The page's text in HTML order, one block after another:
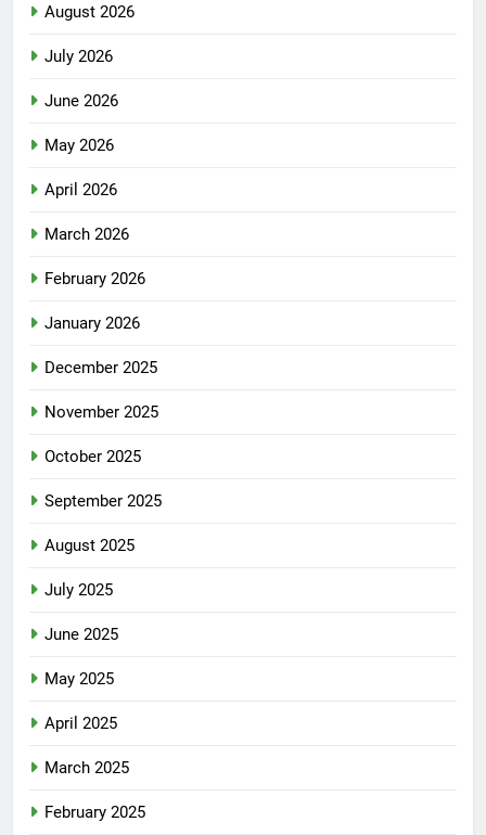
August 2026
July 2026
June 2026
May 2026
April 2026
March 2026
February 2026
January 2026
December 2025
November 2025
October 2025
September 2025
August 2025
July 2025
June 2025
May 2025
April 2025
March 2025
February 2025